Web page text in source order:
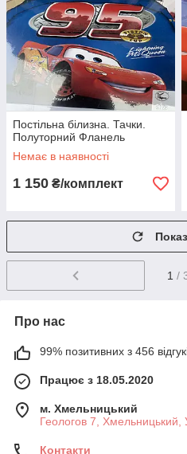
Постільна білизна. Тачки.
Полуторний Фланель
Немає в наявності
1 150 ₴/комплект
1 /
Про нас
99% позитивних з 456
Працює з 18.05.2020
м. Хмельницький
Геологов 7, Хмельницький,
Контакти